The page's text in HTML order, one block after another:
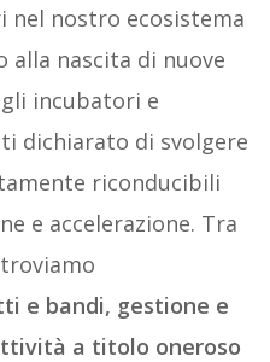
nel nostro ecosistema
nascita di nuove
incubatori e
dichiarato di svolgere
riconducibili
e accelerazione. Tra
e bandi, gestione e
a titolo oneroso